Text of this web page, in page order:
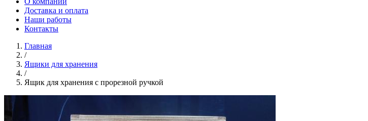
Доставка и оплата
Наши работы
Контакты
Главная
/
Ящики для хранения
/
Ящик для хранения с прорезной ручкой